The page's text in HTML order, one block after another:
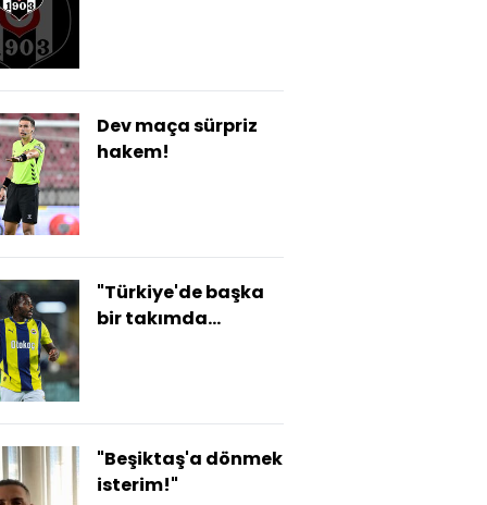
Dev maça sürpriz
hakem!
"Türkiye'de başka
bir takımda
"Beşiktaş'a dönmek
isterim!"